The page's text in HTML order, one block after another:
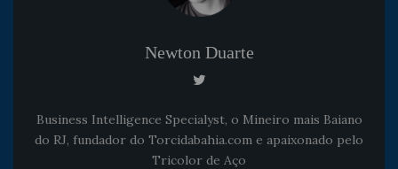
Newton Duarte
Business Intelligence Specialyst, o Mineiro mais Baiano
do RJ, fundador do Torcidabahia.com e apaixonado pelo
Tricolor de Aço